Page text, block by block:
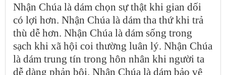
Nhận Chúa là dám chọn sự thật khi gian dối
có lợi hơn. Nhận Chúa là dám tha thứ khi trả
thù dễ hơn. Nhận Chúa là dám sống trong
sạch khi xã hội coi thường luân lý. Nhận Chúa
là dám trung tín trong hôn nhân khi người ta
dễ dàng phản bội. Nhận Chúa là dám bảo vệ